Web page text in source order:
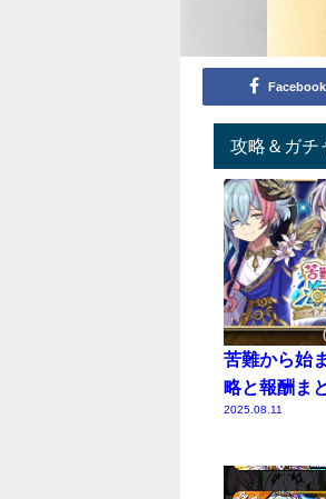
Facebook
攻略＆ガチ
苦難から始
略と報酬ま
2025.08.11